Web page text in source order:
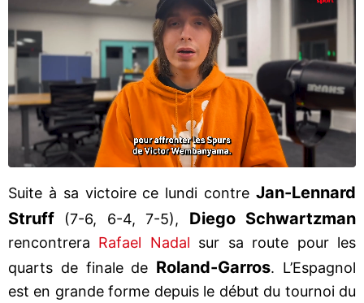
Suite à sa victoire ce lundi contre Jan-Lennard
Struff (7-6, 6-4, 7-5), Diego Schwartzman
rencontrera Rafael Nadal sur sa route pour les
quarts de finale de Roland-Garros. L’Espagnol
est en grande forme depuis le début du tournoi du